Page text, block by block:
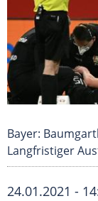
Bayer:
Langfristiger
24.01.2021 -